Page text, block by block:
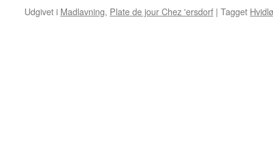
Udgivet i Madlavning, Plate de jour Chez 'ersdorf | Tagget